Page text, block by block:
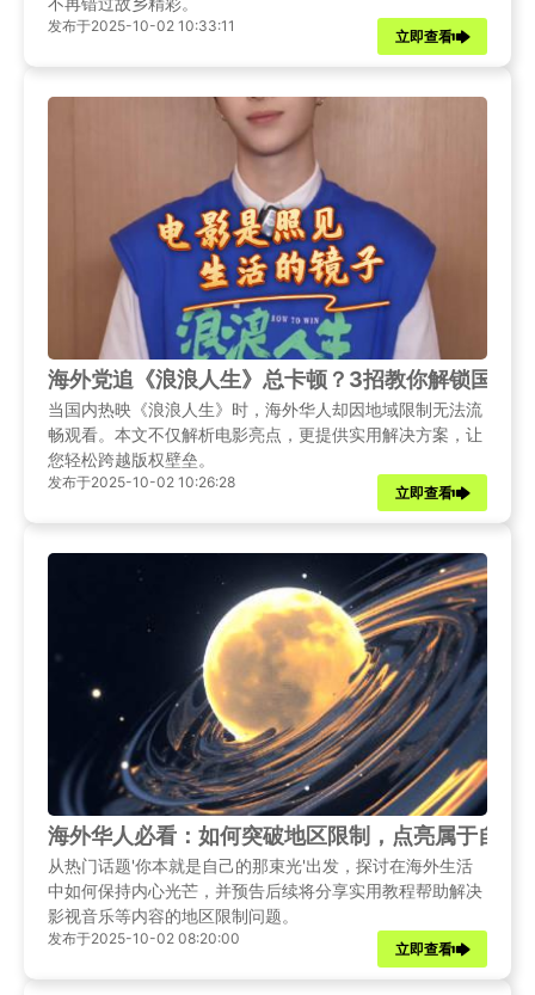
发布于2025-10-02 10:33:11
立即查看
海外党追《浪浪人生》总卡顿？3招教你解锁国内
当国内热映《浪浪人生》时，海外华人却因地域限制无法流
畅观看。本文不仅解析电影亮点，更提供实用解决方案，让
您轻松跨越版权壁垒。
发布于2025-10-02 10:26:28
立即查看
海外华人必看：如何突破地区限制，点亮属于自己
从热门话题'你本就是自己的那束光'出发，探讨在海外生活
中如何保持内心光芒，并预告后续将分享实用教程帮助解决
影视音乐等内容的地区限制问题。
发布于2025-10-02 08:20:00
立即查看